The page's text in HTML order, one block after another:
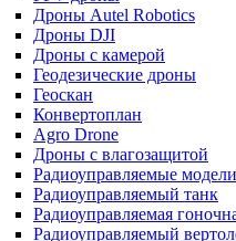
Дроны Autel Robotics
Дроны DJI
Дроны с камерой
Геодезические дроны
Геоскан
Конвертоплан
Agro Drone
Дроны с влагозащитой
Радиоуправляемые модели
Радиоуправляемый танк
Радиоуправляемая
Радиоуправляемый